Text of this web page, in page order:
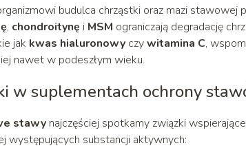
budulca chrząstki oraz mazi stawowej
, chondroitynę i MSM ograniczają degradację
jak kwas hialuronowy czywitamina C,
nawet w podeszłym wieku.
w suplementach ochrony
stawy najczęściej spotkamy związki
występujących substancji aktywnych: